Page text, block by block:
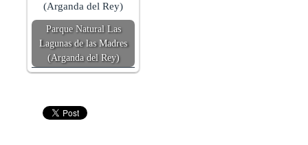
Parque Natural Las
Lagunas de las Madres
(Arganda del Rey)